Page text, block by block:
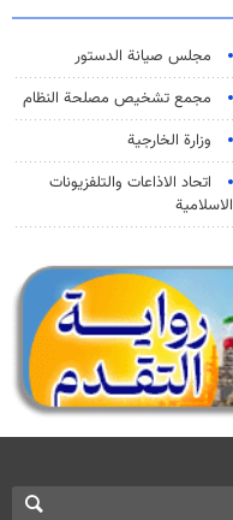
مجلس صيانة الدستور
مجمع تشخيص مصلحة النظام
وزارة الخارجية
اتحاد الاذاعات والتلفزيونات
الاسلامية